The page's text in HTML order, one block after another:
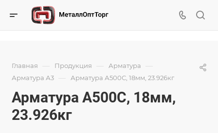
Главная — Продукция — Арматура —
Арматура А3 — Арматура А500С, 18мм, 23.926кг
Арматура А500С, 18мм,
23.926кг